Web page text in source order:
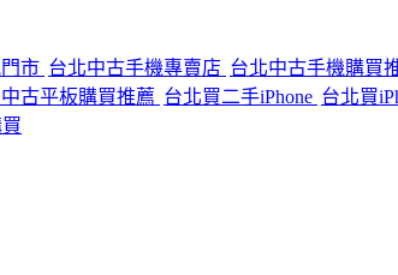
市 台北中古手機專賣店 台北中古手機購買
古平板購買推薦 台北買二手iPhone 台北買